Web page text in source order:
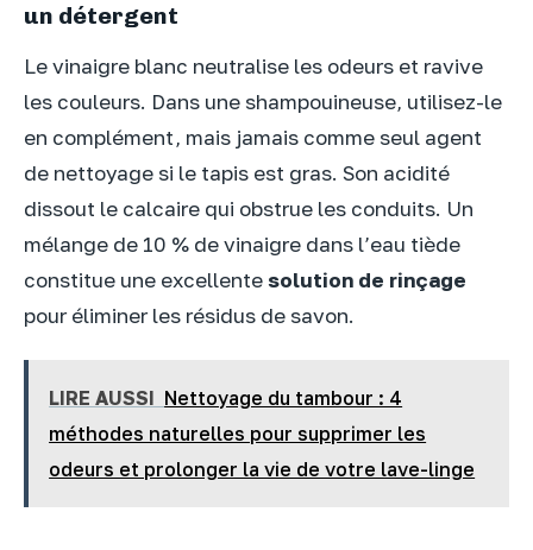
un détergent
Le vinaigre blanc neutralise les odeurs et ravive
les couleurs. Dans une shampouineuse, utilisez-le
en complément, mais jamais comme seul agent
de nettoyage si le tapis est gras. Son acidité
dissout le calcaire qui obstrue les conduits. Un
mélange de 10 % de vinaigre dans l’eau tiède
constitue une excellentesolution de rinçage
pour éliminer les résidus de savon.
LIRE AUSSI Nettoyage du tambour : 4
méthodes naturelles pour supprimer les
odeurs et prolonger la vie de votre lave-linge